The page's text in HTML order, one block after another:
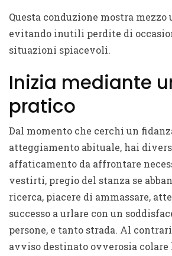
Questa conduzione mostra
evitando inutili perdite di
situazioni spiacevoli.
Inizia mediante
pratico
Dal momento che cerchi un
atteggiamento abituale, hai
affaticamento da affrontare
vestirti, pregio del stanza se
ricerca, piacere di ammassare,
successo a urlare con un
persone, e tanto strada. Al
avviso destinato ovverosia